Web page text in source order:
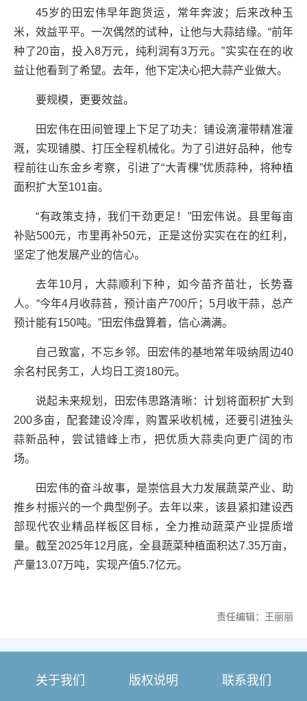
45岁的田宏伟早年跑货运，常年奔波；后来改种玉
米，效益平平。一次偶然的试种，让他与大蒜结缘。“前年
种了20亩，投入8万元，纯利润有3万元。”实实在在的收
益让他看到了希望。去年，他下定决心把大蒜产业做大。
要规模，更要效益。
田宏伟在田间管理上下足了功夫：铺设滴灌带精准灌
溉，实现铺膜、打压全程机械化。为了引进好品种，他专
程前往山东金乡考察，引进了“大青棵”优质蒜种，将种植
面积扩大至101亩。
“有政策支持，我们干劲更足！”田宏伟说。县里每亩
补贴500元，市里再补50元，正是这份实实在在的红利，
坚定了他发展产业的信心。
去年10月，大蒜顺利下种，如今苗齐苗壮，长势喜
人。“今年4月收蒜苔，预计亩产700斤；5月收干蒜，总产
预计能有150吨。”田宏伟盘算着，信心满满。
自己致富，不忘乡邻。田宏伟的基地常年吸纳周边40
余名村民务工，人均日工资180元。
说起未来规划，田宏伟思路清晰：计划将面积扩大到
200多亩，配套建设冷库，购置采收机械，还要引进独头
蒜新品种，尝试错峰上市，把优质大蒜卖向更广阔的市
场。
田宏伟的奋斗故事，是崇信县大力发展蔬菜产业、助
推乡村振兴的一个典型例子。去年以来，该县紧扣建设西
部现代农业精品样板区目标，全力推动蔬菜产业提质增
量。截至2025年12月底，全县蔬菜种植面积达7.35万亩，
产量13.07万吨，实现产值5.7亿元。
责任编辑：王丽丽
关于我们 版权说明 联系我们